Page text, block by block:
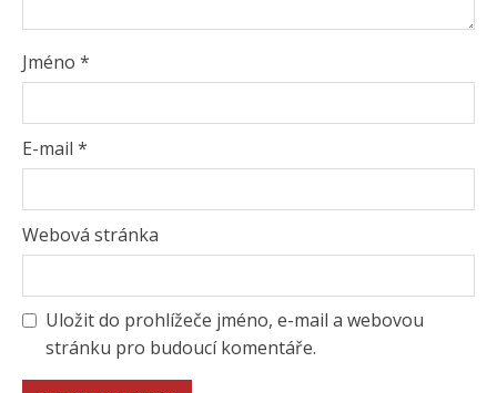
Jméno *
E-mail *
Webová stránka
Uložit do prohlížeče jméno, e-mail a webovou
stránku pro budoucí komentáře.